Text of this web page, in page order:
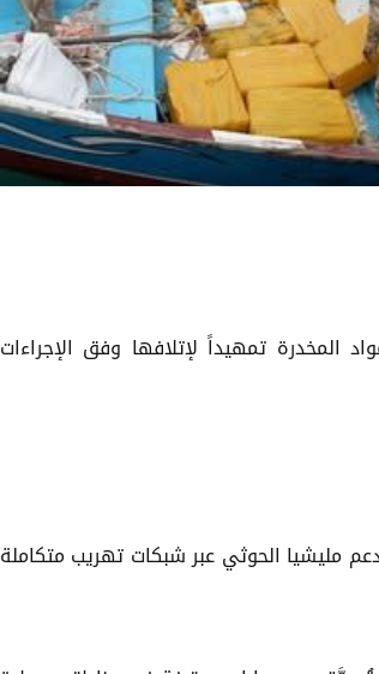
المخدرة تمهيداً لإتلافها وفق الإجراءات
مليشيا الحوثي عبر شبكات تهريب متكاملة